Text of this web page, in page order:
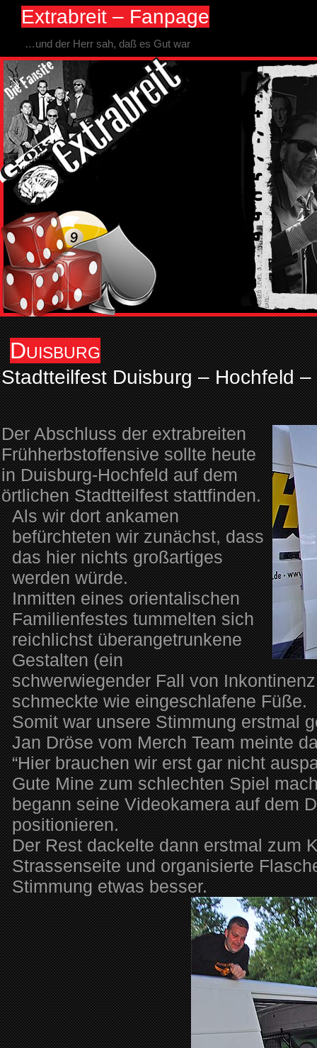
Extrabreit – Fanpage
…und der Herr sah, daß es Gut war
Duisburg
Stadtteilfest Duisburg – Hochfeld
Der Abschluss der extrabreiten
Frühherbstoffensive sollte heute
in Duisburg-Hochfeld auf dem
örtlichen Stadtteilfest stattfinden.
Als wir dort ankamen
befürchteten wir zunächst, dass
das hier nichts großartiges
werden würde.
Inmitten eines orientalischen
Familienfestes tummelten sich
reichlichst überangetrunkene
Gestalten (ein
schwerwiegender Fall von
schmeckte wie eingeschlafene Füße.
Somit war unsere Stimmung erstmal
Jan Dröse vom Merch Team meinte
“Hier brauchen wir erst gar nicht
Gute Mine zum schlechten Spiel
begann seine Videokamera auf dem
positionieren.
Der Rest dackelte dann erstmal zum
Strassenseite und organisierte
Stimmung etwas besser.